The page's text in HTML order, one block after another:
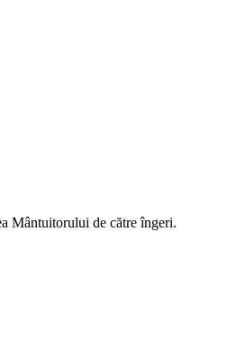
Mântuitorului de către îngeri.